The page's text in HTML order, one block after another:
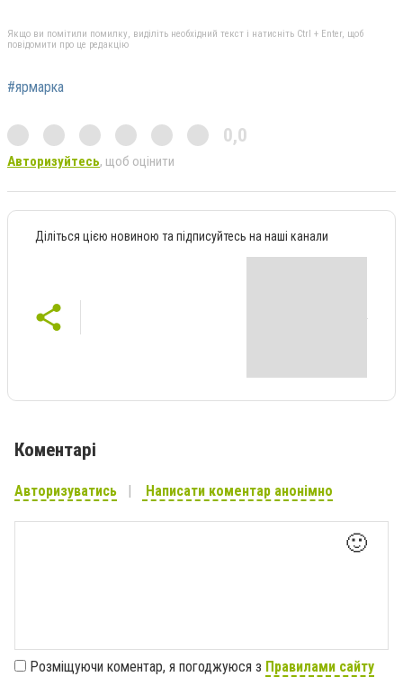
Якщо ви помітили помилку, виділіть необхідний текст і натисніть Ctrl + Enter, щоб
повідомити про це редакцію
#ярмарка
0,0
Авторизуйтесь, щоб оцінити
Діліться цією новиною та підписуйтесь на наші канали
Коментарі
Авторизуватись Написати коментар анонімно
🙂
Розміщуючи коментар, я погоджуюся з Правилами сайту